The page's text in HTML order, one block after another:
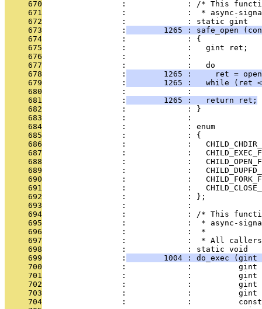
     670
:             : /* This
     671
:             :  * async-
     672
                 :             : static gint
     673
                 :
1265 : safe_open
     674
                 :             : {
     675
                 :             :   gint ret;
     676
                 :             :
     677
                 :             :   do
     678
                 :
1265 :     ret =
     679
                 :
1265 :   while (ret
     680
                 :             :
     681
                 :
        1265 :   return ret;
     682
                 :             : }
     683
                 :             :
     684
                 :             : enum
     685
                 :             : {
     686
:             :
     687
:             :
     688
:             :
     689
:             :
     690
:             :
     691
:             :
     692
                 :             : };
     693
                 :             :
     694
:             : /* This
     695
:             :  * async-
     696
                 :             :  *
     697
:             :  * All
     698
                 :             : static void
     699
                 :
1004 : do_exec (gint
     700
:             :          gint
     701
:             :          gint
     702
:             :          gint
     703
:             :          gint
     704
:             :